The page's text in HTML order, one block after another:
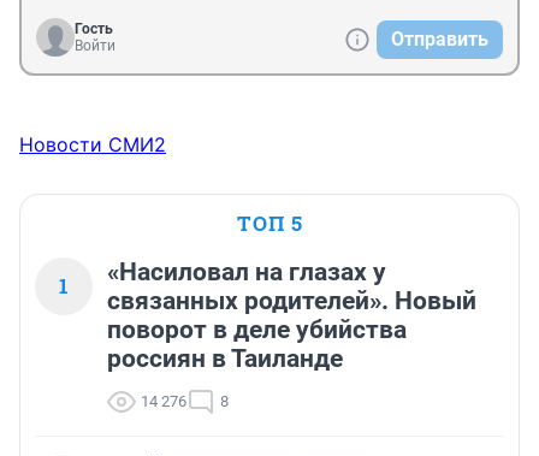
Гость
Войти
Отправить
Новости СМИ2
ТОП 5
1
«Насиловал на глазах у
связанных родителей». Новый
поворот в деле убийства
россиян в Таиланде
14 276 8